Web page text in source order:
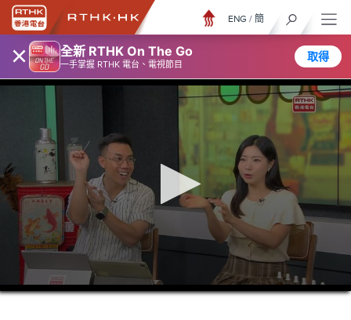
× 全新 RTHK On The Go
一手掌握 RTHK 電台、電視節目
取得
ENG / 簡
0
seconds